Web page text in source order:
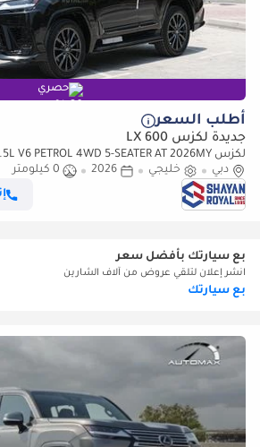
حصري
أطلب السعر
جديدة لكزس LX 600
لكزس LX 600 F-SPORT 3.5L V6 PETROL 4WD 5-SEATER AT 2026MY
دبي
خليجي 2026
0 كيلومتر
بع سيارتك بأفضل سعر
انشر إعلان لتلقي عروض من آلاف الشارين
بع سيارتك